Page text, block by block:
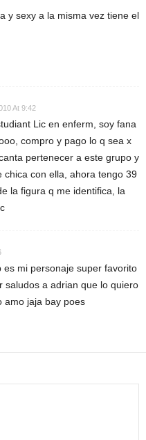
y sexy a la misma vez tiene el
At 9:42
Lic en enferm, soy fana
compro y pago lo q sea x
pertenecer a este grupo y
chica con ella, ahora tengo 39
la figura q me identifica, la
es mi personaje super favorito
saludos a adrian que lo quiero
amo jaja bay poes